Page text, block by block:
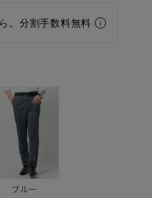
。分割手数料無料
ブルー